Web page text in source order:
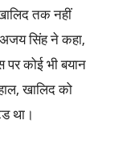
तक नहीं
अजय सिंह ने कहा,
कोई भी बयान
खालिद को
था।